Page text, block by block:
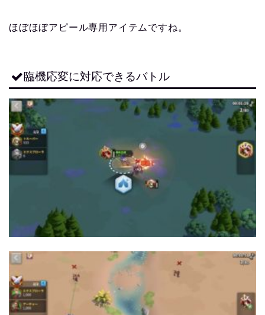
ほぼほぼアピール専用アイテムですね。
臨機応変に対応できるバトル